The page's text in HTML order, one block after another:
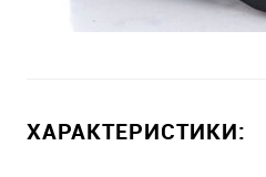
ХАРАКТЕРИСТИКИ: